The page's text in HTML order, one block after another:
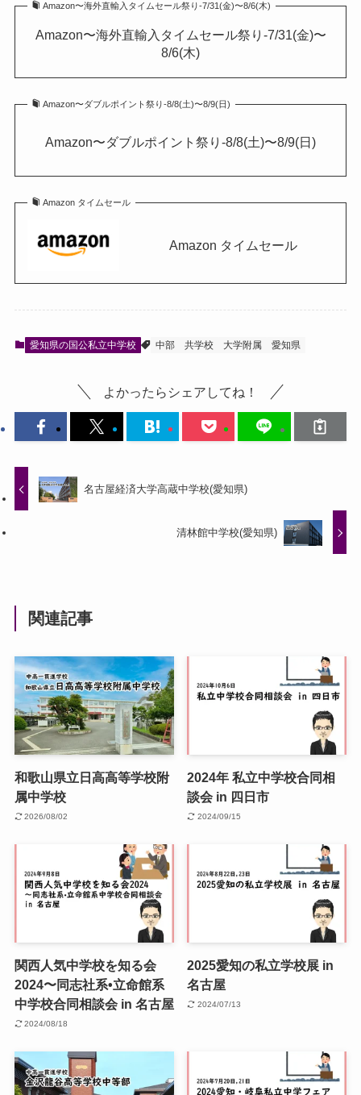
Amazon〜海外直輸入タイムセール祭り-7/31(金)〜8/6(木)
Amazon〜海外直輸入タイムセール祭り-7/31(金)〜
8/6(木)
Amazon〜ダブルポイント祭り-8/8(土)〜8/9(日)
Amazon〜ダブルポイント祭り-8/8(土)〜8/9(日)
Amazon タイムセール
Amazon タイムセール
愛知県の国公私立中学校 中部 共学校 大学附属 愛知県
よかったらシェアしてね！
名古屋経済大学高蔵中学校(愛知県)
清林館中学校(愛知県)
関連記事
和歌山県立日高高等学校附
属中学校
2026/08/02
2024年 私立中学校合同相
談会 in 四日市
2024/09/15
関西人気中学校を知る会
2024〜同志社系•立命館系
中学校合同相談会 in 名古屋
2024/08/18
2025愛知の私立学校展 in
名古屋
2024/07/13